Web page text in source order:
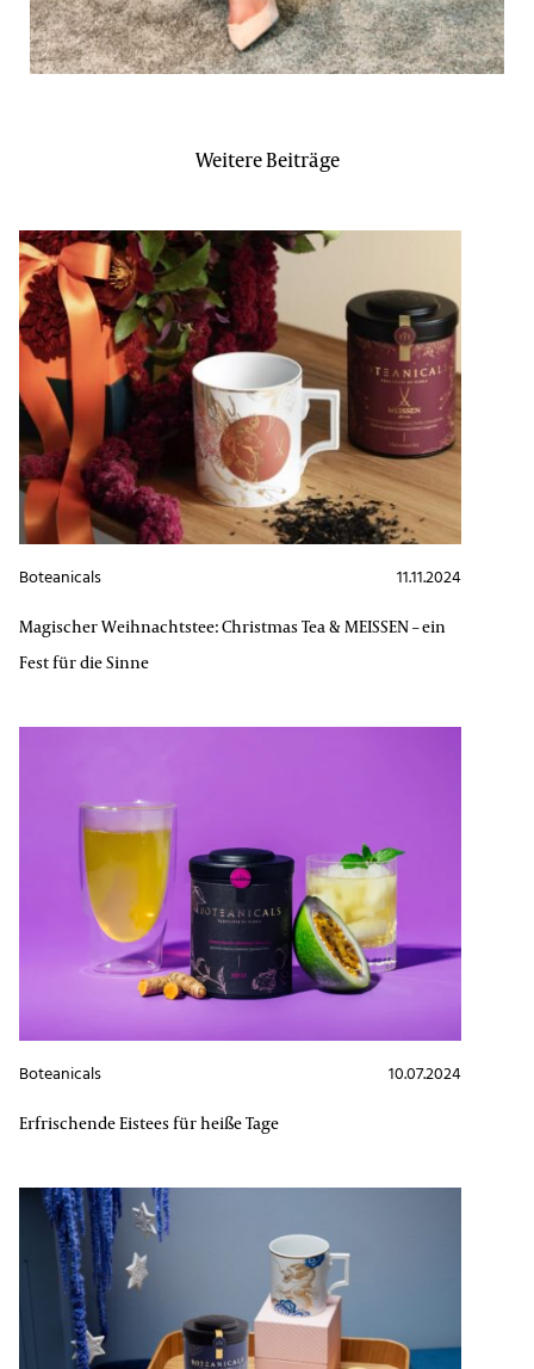
Weitere Beiträge
11.11.2024
Boteanicals
Magischer Weihnachtstee: Christmas Tea & MEISSEN – ein
Fest für die Sinne
10.07.2024
Boteanicals
Erfrischende Eistees für heiße Tage